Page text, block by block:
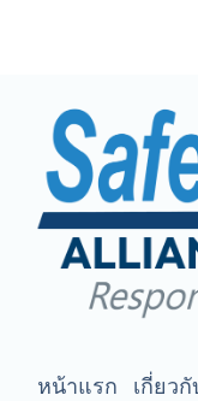
หน้าแรก เกี่ยวกั